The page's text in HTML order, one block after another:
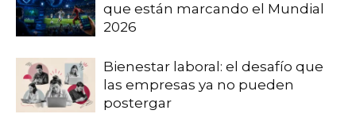
que están marcando el Mundial
2026
Bienestar laboral: el desafío que
las empresas ya no pueden
postergar